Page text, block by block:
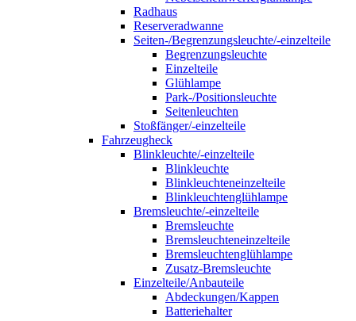
Radhaus
Reserveradwanne
Seiten-/Begrenzungsleuchte/-einzelteile
Begrenzungsleuchte
Einzelteile
Glühlampe
Park-/Positionsleuchte
Seitenleuchten
Stoßfänger/-einzelteile
Fahrzeugheck
Blinkleuchte/-einzelteile
Blinkleuchte
Blinkleuchteneinzelteile
Blinkleuchtenglühlampe
Bremsleuchte/-einzelteile
Bremsleuchte
Bremsleuchteneinzelteile
Bremsleuchtenglühlampe
Zusatz-Bremsleuchte
Einzelteile/Anbauteile
Abdeckungen/Kappen
Batteriehalter